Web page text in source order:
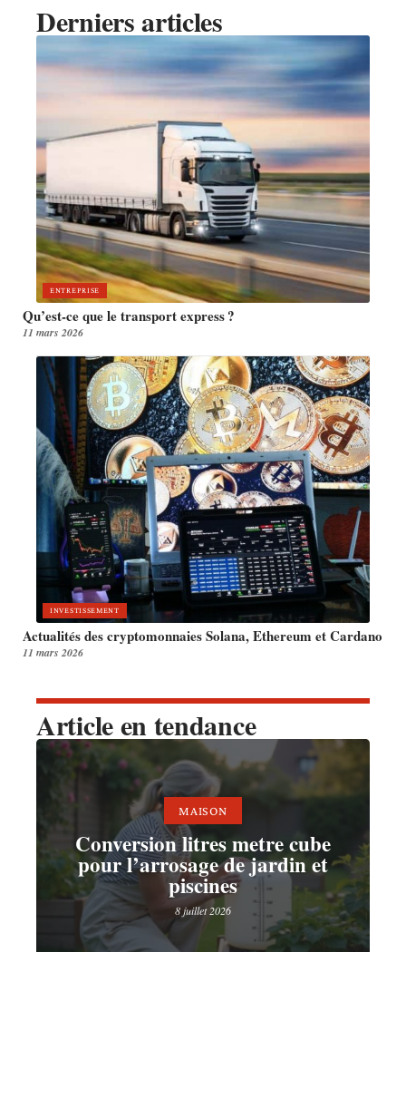
Derniers articles
ENTREPRISE
Qu’est-ce que le transport express ?
11 mars 2026
INVESTISSEMENT
Actualités des cryptomonnaies Solana, Ethereum et Cardano
11 mars 2026
Article en tendance
MAISON
Conversion litres metre cube
pour l’arrosage de jardin et
piscines
8 juillet 2026